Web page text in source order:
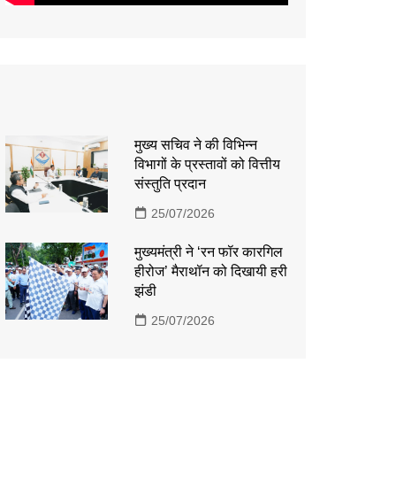
मुख्य सचिव ने की विभिन्न
विभागों के प्रस्तावों को वित्तीय
संस्तुति प्रदान
25/07/2026
मुख्यमंत्री ने ‘रन फॉर कारगिल
हीरोज’ मैराथॉन को दिखायी हरी
झंडी
25/07/2026